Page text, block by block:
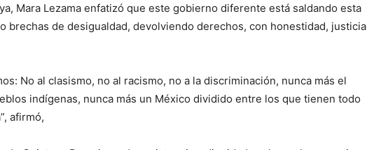
Mara Lezama enfatizó que este gobierno diferente está saldando esta
brechas de desigualdad, devolviendo derechos, con honestidad, justicia
No al clasismo, no al racismo, no a la discriminación, nunca más el
indígenas, nunca más un México dividido entre los que tienen todo
afirmó,